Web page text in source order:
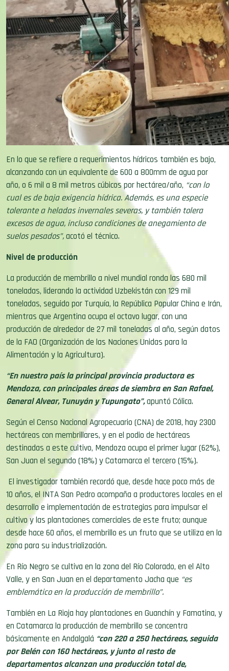
En lo que se refiere a requerimientos hídricos también es bajo,
alcanzando con un equivalente de 600 a 800mm de agua por
año, o 6 mil a 8 mil metros cúbicos por hectárea/año, “con lo
cual es de baja exigencia hídrica. Además, es una especie
tolerante a heladas invernales severas, y también tolera
excesos de agua, incluso condiciones de anegamiento de
suelos pesados”,acotó el técnico.
Nivel de producción
La producción de membrillo a nivel mundial ronda las 680 mil
toneladas, liderando la actividad Uzbekistán con 129 mil
toneladas, seguido por Turquía, la República Popular China e Irán,
mientras que Argentina ocupa el octavo lugar, con una
producción de alrededor de 27 mil toneladas al año, según datos
de la FAO (Organización de las Naciones Unidas para la
Alimentación y la Agricultura).
“En nuestro país la principal provincia productora es
Mendoza, con principales áreas de siembra en San Rafael,
General Alvear, Tunuyán y Tupungato”,apuntó Cólica.
Según el Censo Nacional Agropecuario (CNA) de 2018, hay 2300
hectáreas con membrillares, y en el podio de hectáreas
destinadas a este cultivo, Mendoza ocupa el primer lugar (62%),
San Juan el segundo (18%) y Catamarca el tercero (15%).
El investigador también recordó que, desde hace poco más de
10 años, el INTA San Pedro acompaña a productores locales en el
desarrollo e implementación de estrategias para impulsar el
cultivo y las plantaciones comerciales de este fruto; aunque
desde hace 60 años, el membrillo es un fruto que se utiliza en la
zona para su industrialización.
En Río Negro se cultiva en la zona del Río Colorado, en el Alto
Valle, y en San Juan en el departamento Jacha que “es
emblemático en la producción de membrillo”.
También en La Rioja hay plantaciones en Guanchín y Famatina, y
en Catamarca la producción de membrillo se concentra
básicamente en Andalgalá “con 220 a 250 hectáreas, seguida
por Belén con 160 hectáreas, y junto al resto de
departamentos alcanzan una producción total de,